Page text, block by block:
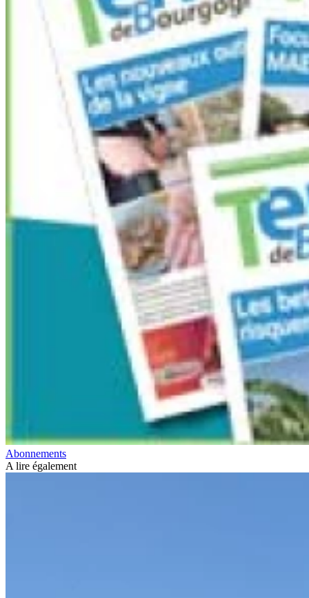
Abonnements
A lire également